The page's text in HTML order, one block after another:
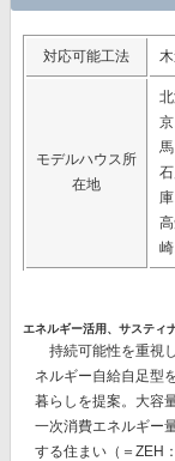
対応可能工法
モデルハウス所
在地
エネルギー活用、サスティ
持続可能性を重視
ネルギー自給自足型
暮らしを提案。大容
一次消費エネルギー
する住まい（＝ZEH